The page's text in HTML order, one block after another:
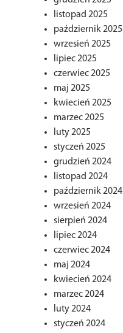
listopad 2025
październik 2025
wrzesień 2025
lipiec 2025
czerwiec 2025
maj 2025
kwiecień 2025
marzec 2025
luty 2025
styczeń 2025
grudzień 2024
listopad 2024
październik 2024
wrzesień 2024
sierpień 2024
lipiec 2024
czerwiec 2024
maj 2024
kwiecień 2024
marzec 2024
luty 2024
styczeń 2024